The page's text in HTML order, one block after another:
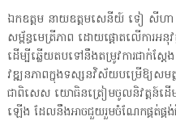
ឯកឧត្តម នាយឧត្តមសេនីយ៍ ទៀ សីហា
សម្ព័ន្ធមេត្រីភាព ដោយផ្តោតលើការអ
ដើម្បីឆ្លើយតបទៅនឹងតម្រូវការជាក់ស្ដែ
វឌ្ឍនភាពក្នុងទស្សនវិស័យបម្រើឱ្យសម
ជាពិសេស យោធិនត្រៀមចូលនិវត្តន៍ដើម្
ឡើង ដែលនឹងអាចជួយរួមចំណែកផ្គត់ផ្គ